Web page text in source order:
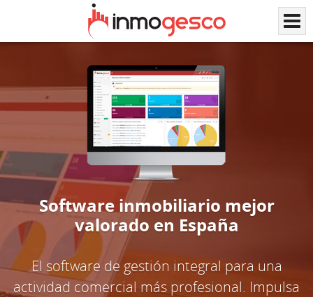
Software inmobiliario mejor
valorado en España
El software de gestión integral para una
actividad comercial más profesional. Impulsa